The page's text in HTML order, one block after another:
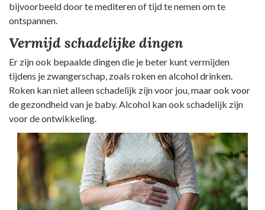
bijvoorbeeld door te mediteren of tijd te nemen om te
ontspannen.
Vermijd schadelijke dingen
Er zijn ook bepaalde dingen die je beter kunt vermijden
tijdens je zwangerschap, zoals roken en alcohol drinken.
Roken kan niet alleen schadelijk zijn voor jou, maar ook voor
de gezondheid van je baby. Alcohol kan ook schadelijk zijn
voor de ontwikkeling.